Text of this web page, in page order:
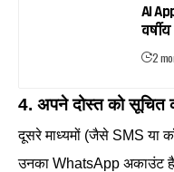
AI
2
4. अपने दोस्त को सूचित
दूसरे माध्यमों (जैसे SMS या
उनका WhatsApp अकाउंट